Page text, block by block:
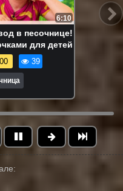
6:10
в песочнице!
для детей
39